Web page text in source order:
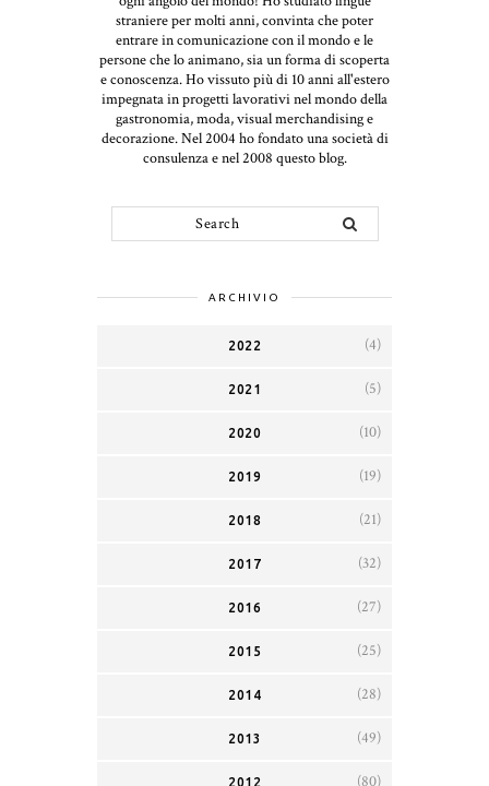
straniere per molti anni, convinta che poter
entrare in comunicazione con il mondo e le
persone che lo animano, sia un forma di scoperta
e conoscenza. Ho vissuto più di 10 anni all'estero
impegnata in progetti lavorativi nel mondo della
gastronomia, moda, visual merchandising e
decorazione. Nel 2004 ho fondato una società di
consulenza e nel 2008 questo blog.
ARCHIVIO
2022 (4)
2021 (5)
2020 (10)
2019 (19)
2018 (21)
2017 (32)
2016 (27)
2015 (25)
2014 (28)
2013 (49)
2012 (80)